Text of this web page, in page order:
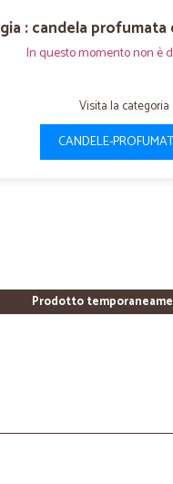
: candela
In questo momento non è
Visita la categoria
CANDELE-
Prodotto